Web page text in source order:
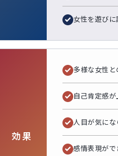
女性を遊び
効果
多様な女性
自己肯定感
人目が気に
感情表現が